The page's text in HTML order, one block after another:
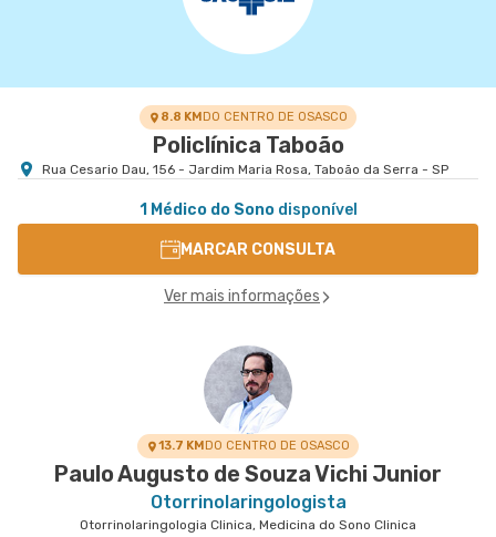
8.8 KMDO CENTRO DE OSASCO
Policlínica Taboão
Rua Cesario Dau, 156 - Jardim Maria Rosa, Taboão da Serra - SP
1 Médico do Sonodisponível
MARCAR CONSULTA
Ver mais informações
13.7 KMDO CENTRO DE OSASCO
Paulo Augusto de Souza Vichi Junior
Otorrinolaringologista
Otorrinolaringologia Clinica, Medicina do Sono Clinica